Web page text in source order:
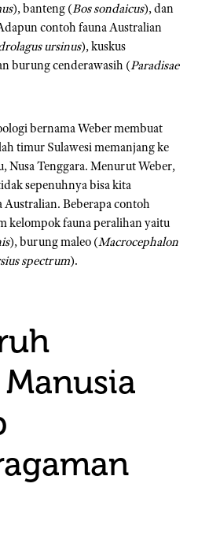
), banteng (Bos sondaicus), dan
contoh fauna Australian
ursinus), kuskus
burung cenderawasih (Paradisae
bernama Weber membuat
timur Sulawesi memanjang ke
Nusa Tenggara. Menurut Weber,
sepenuhnya bisa kita
Australian. Beberapa contoh
kelompok fauna peralihan yaitu
), burung maleo (Macrocephalon
spectrum).